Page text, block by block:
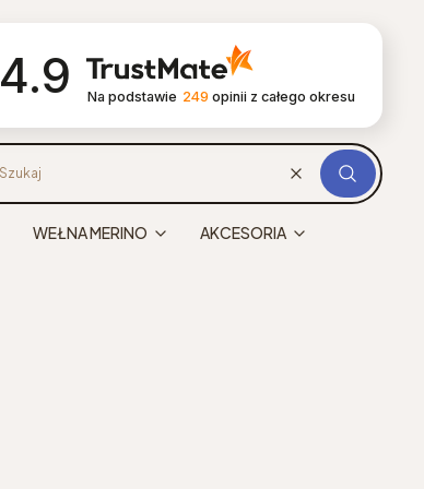
4.9 Na podstawie 249 opinii z całego okresu
WyczyśćSzukaj
WEŁNA MERINO AKCESORIA